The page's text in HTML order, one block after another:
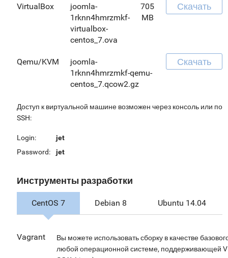
VirtualBox
joomla-
1rknn4hmrzmkf-
virtualbox-
centos_7.ova
705
MB
Скачать
Qemu/KVM
joomla-
1rknn4hmrzmkf-qemu-
centos_7.qcow2.gz
Скачать
Доступ к виртуальной машине возможен через консоль или по
SSH:
Login:
jet
Password:
jet
Инструменты разработки
CentOS 7 Debian 8 Ubuntu 14.04
Vagrant
Вы можете использовать сборку в качестве
любой операционной системе, поддерживающей